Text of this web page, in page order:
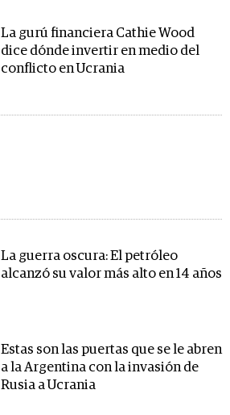
La gurú financiera Cathie Wood
dice dónde invertir en medio del
conflicto en Ucrania
La guerra oscura: El petróleo
alcanzó su valor más alto en 14 años
Estas son las puertas que se le abren
a la Argentina con la invasión de
Rusia a Ucrania